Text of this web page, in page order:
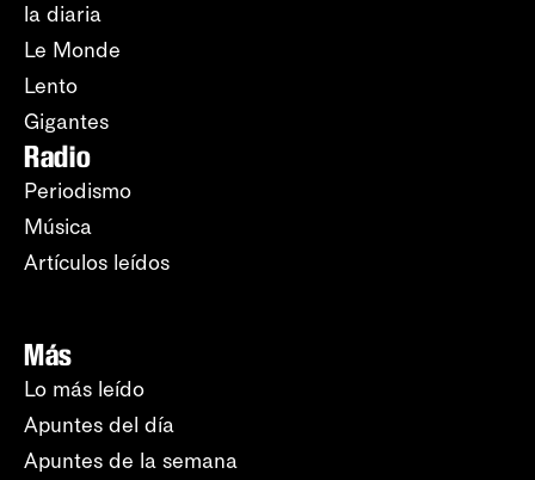
la diaria
Le Monde
Lento
Gigantes
Radio
Periodismo
Música
Artículos leídos
Más
Lo más leído
Apuntes del día
Apuntes de la semana